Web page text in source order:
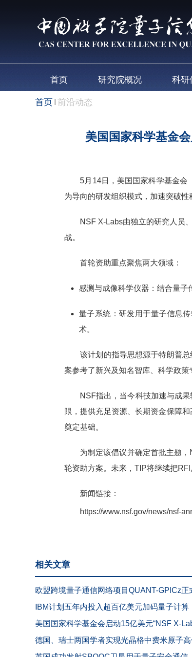
首页 研究院概况 科研
首页 前沿动态
美国国家科学基金
5月14日，美国国家科学基金会（
为导向的研发组织模式，加速突破性
NSF X-Labs由独立的研究人员、
战。
首轮资助重点聚焦两大领域：
感测与成像科学仪器：结合量子
量子系统：研发用于量子信息
术。
该计划的指导思想源于特朗普总
案参考了新兴及知名智库、科学政策
NSF指出，当今科技加速与成果
限，提供充足资源、长期资金保障
奠定基础。
为制定该倡议并确定首批主题，
轮资助方案。未来，TIP将继续把
新闻链接：
https://www.nsf.gov/news/nsf-
相关文章
欧盟跨境量子通信网络项目QUANT-GPICz正
IBM计划五年内投入超百亿美元加码量子计算
美国国家科学基金会启动15亿美元“NSF X-
德国、瑞士两国学者实现光晶格中费米原子